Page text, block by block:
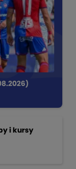
i kursy